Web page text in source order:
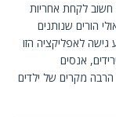
חשוב לקחת אחריות
הורים שנותנים
גישה לאפליקציה הזו
אנסים
מקרים של ילדים